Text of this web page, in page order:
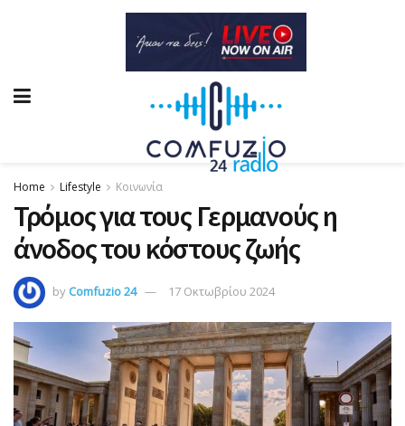
Home Lifestyle Κοινωνία
Τρόμος για τους Γερμανούς η
άνοδος του κόστους ζωής
by Comfuzio 24 17 Οκτωβρίου 2024